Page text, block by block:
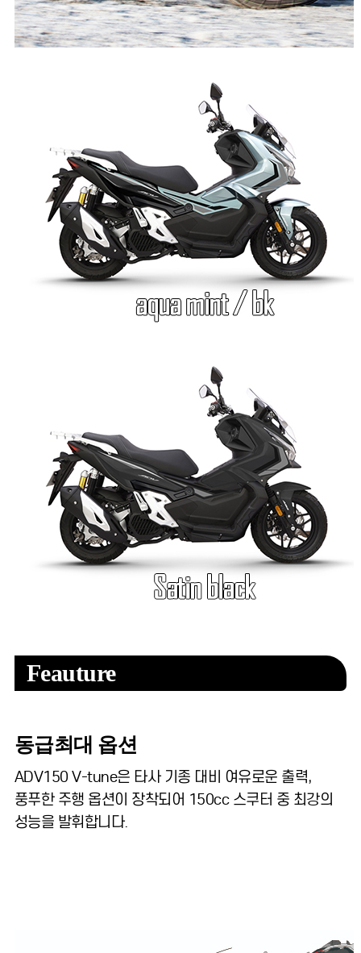
Feauture
동급최대 옵션
ADV150 V-tune은 타사 기종 대비 여유로운 출력,
풍푸한 주행 옵션이 장착되어 150cc 스쿠터 중 최강의
성능을 발휘합니다.